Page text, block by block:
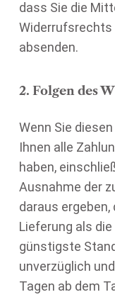
dass Sie die
Widerrufsrechts
absenden.
2. Folgen des
Wenn Sie
Ihnen alle
haben,
Ausnahme der
daraus
Lieferung als
günstigste
unverzüglich
Tagen ab dem